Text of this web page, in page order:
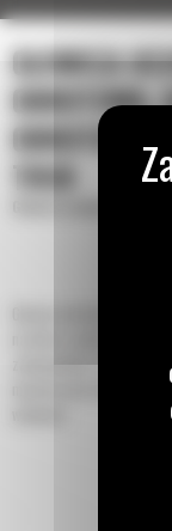
GŁOWICA
OBROTOWA,
OBROTOWO-
TRS8
Głowice obrotowo-
na boki w zakresie 40
zakamarków z jednego
manewrować wokół